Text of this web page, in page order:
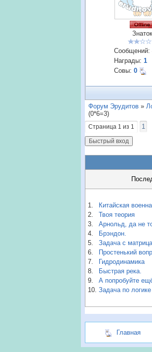
Знаток
Сообщений:
Награды: 1
Совы: 0
Форум Эрудитов »
(0*6=3)
Страница 1 из 1 1
1. Китайская
2.
Твоя теория
3.
Арнольд, да не
4.
Брэндон.
5.
Задача с
6.
Простенький
7.
Гидродинамика
8.
Быстрая река.
9.
А попробуйте
10. Задача по логике
Главная